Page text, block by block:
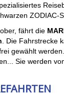
ZODIAC-
fährt die
. Die Fahrstrecke
gewählt
Sie werden